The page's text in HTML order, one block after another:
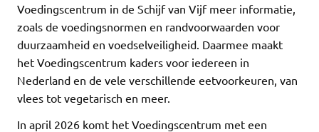
Voedingscentrum in de Schijf van Vijf meer informatie,
zoals de voedingsnormen en randvoorwaarden voor
duurzaamheid en voedselveiligheid. Daarmee maakt
het Voedingscentrum kaders voor iedereen in
Nederland en de vele verschillende eetvoorkeuren, van
vlees tot vegetarisch en meer.
In april 2026 komt het Voedingscentrum met een